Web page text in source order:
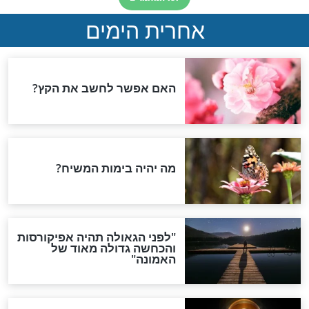
חדשות יהדות
הותר לפרסום: לוחמי מילואים
נהרגו בדרום לבנון
ההסכם החשאי של טראמפ
ואיראן: בלי שקיפות ועם הרבה
סימני שאלה